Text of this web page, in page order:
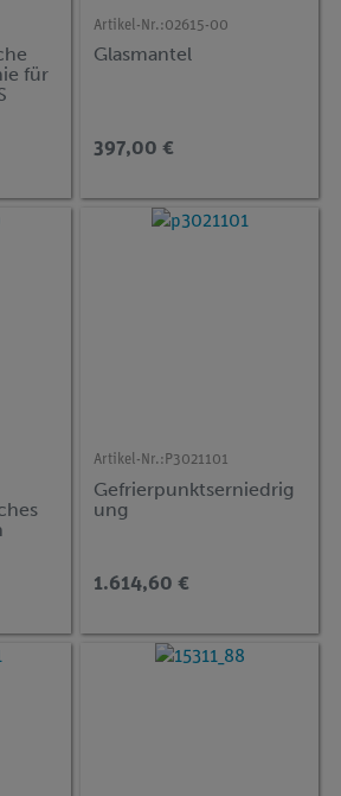
für
Artikel-Nr.:02615-00
Glasmantel
397,00 €
Artikel-Nr.: P3021101
Gefrierpunktserniedrig
ung
1.614,60 €